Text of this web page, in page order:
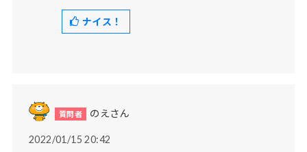
ナイス！
のえさん
2022/01/15 20:42